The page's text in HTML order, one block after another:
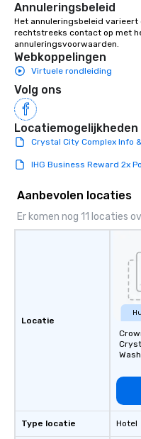
Annuleringsbeleid
Het annuleringsbeleid varieert
rechtstreeks contact op met
annuleringsvoorwaarden.
Webkoppelingen
Virtuele rondleiding
Volg ons
Locatiemogelijkheden
Crystal City Complex Info
IHG Business Reward 2x
Aanbevolen locaties
Er komen nog 11 locaties
Locatie
Type locatie Hotel